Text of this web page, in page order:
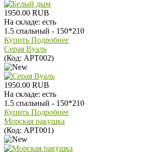
1950.00 RUB
На складе: есть
1.5 спальный - 150*210
Купить Подробнее
Серая Вуаль
(Код: АРТ002)
1950.00 RUB
На складе: есть
1.5 спальный - 150*210
Купить Подробнее
Морская ракушка
(Код: АРТ001)